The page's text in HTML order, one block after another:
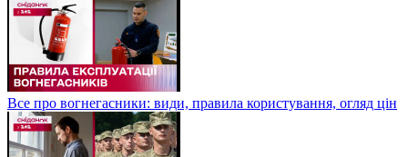
Все про вогнегасники: види, правила користування, огляд цін